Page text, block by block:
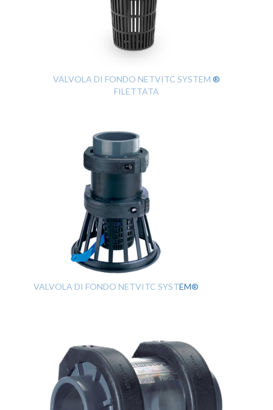
VALVOLA DI FONDO NETVITC SYSTEM ®
FILETTATA
VALVOLA DI FONDO NETVITC SYSTEM®